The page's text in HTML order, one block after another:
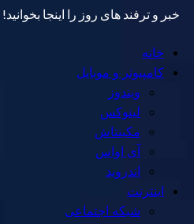
خبر و ترفند های روز را اینجا بخوانید!
Primary
Menu
خانه
کامپیوتر و موبایل
ویندوز
لینوکس
مکینتاش
آی اواس
اندروید
اینترنت
شبکه اجتماعی